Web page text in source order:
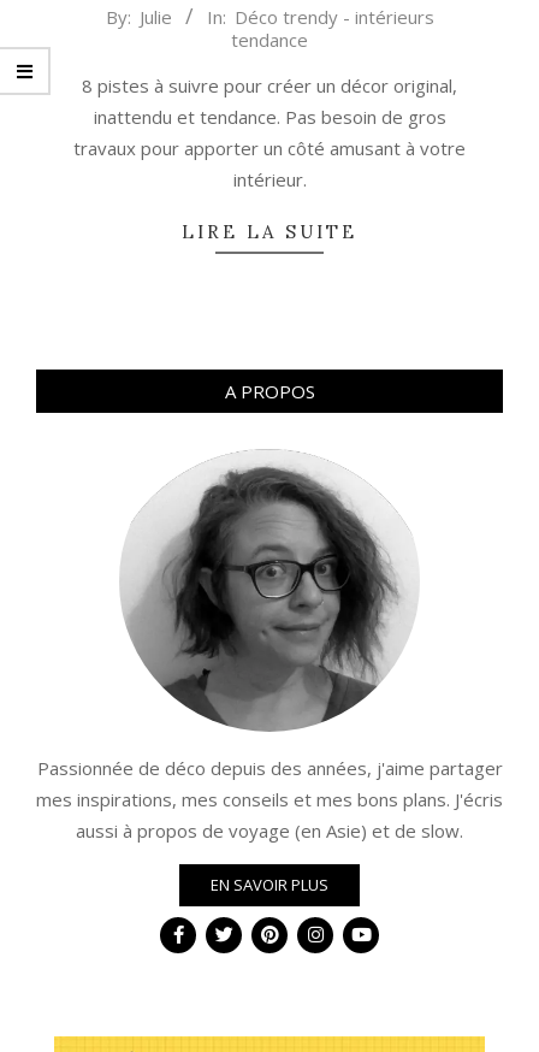
2024-
22
By: Julie In: Déco trendy - intérieurs
tendance
8 pistes à suivre pour créer un décor original,
inattendu et tendance. Pas besoin de gros
travaux pour apporter un côté amusant à votre
intérieur.
LIRE LA SUITE
A PROPOS
Passionnée de déco depuis des années, j'aime partager
mes inspirations, mes conseils et mes bons plans. J'écris
aussi à propos de voyage (en Asie) et de slow.
EN SAVOIR PLUS